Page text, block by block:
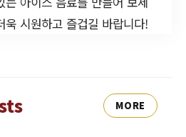
시원하고 즐겁길 바랍니다!
MORE